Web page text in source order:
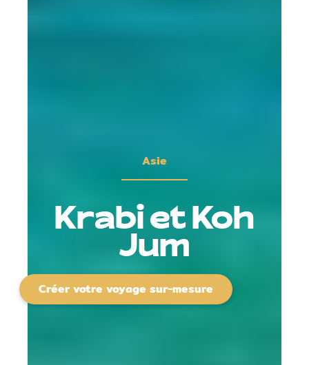
Asie
Krabi et Koh
Jum
Créer votre voyage sur-mesure